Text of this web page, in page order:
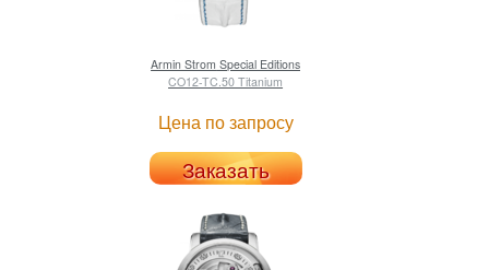
Armin Strom Special Editions
CO12-TC.50 Titanium
Цена по запросу
Заказать